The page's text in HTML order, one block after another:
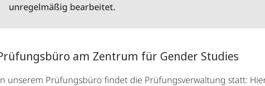
unregelmäßig bearbeitet.
am Zentrum für Gender Studies
unserem Prüfungsbüro findet die Prüfungsverwaltung statt: